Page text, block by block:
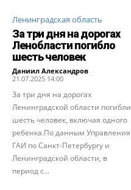
Ленинградская область
За три дня на дорогах
Ленобласти погибло
шесть человек
Даниил Александров -
21.07.2025 14:00
За три дня на дорогах
Ленинградской области погибли
шесть человек, включая одного
ребенка.По данным Управления
ГАИ по Санкт-Петербургу и
Ленинградской области, в
период с...